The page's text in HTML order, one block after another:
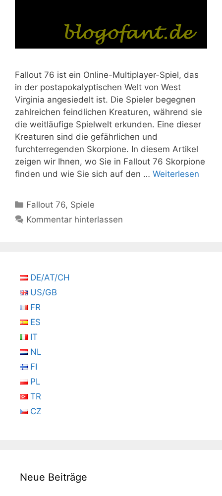
Fallout 76 ist ein Online-Multiplayer-Spiel, das
in der postapokalyptischen Welt von West
Virginia angesiedelt ist. Die Spieler begegnen
zahlreichen feindlichen Kreaturen, während sie
die weitläufige Spielwelt erkunden. Eine dieser
Kreaturen sind die gefährlichen und
furchterregenden Skorpione. In diesem Artikel
zeigen wir Ihnen, wo Sie in Fallout 76 Skorpione
finden und wie Sie sich auf den … Weiterlesen
Kategorien
Fallout 76, Spiele
Kommentar hinterlassen
DE/AT/CH
US/GB
FR
ES
IT
NL
FI
PL
TR
CZ
Neue Beiträge